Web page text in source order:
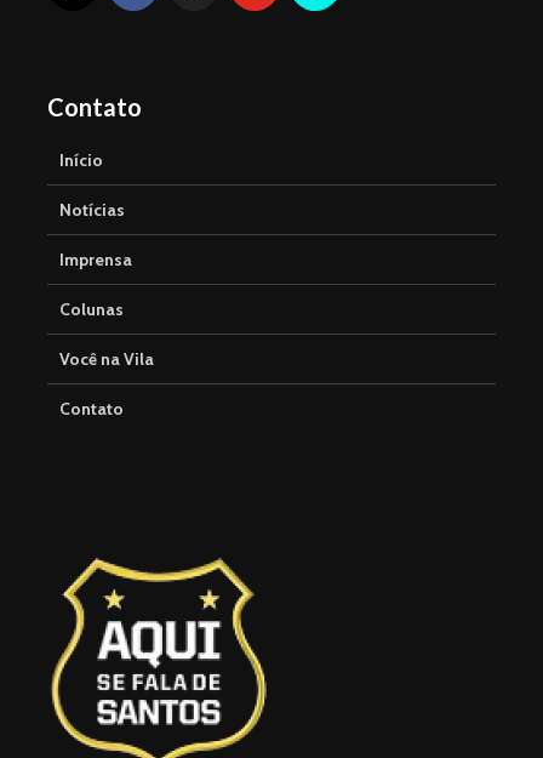
Contato
Início
Notícias
Imprensa
Colunas
Você na Vila
Contato